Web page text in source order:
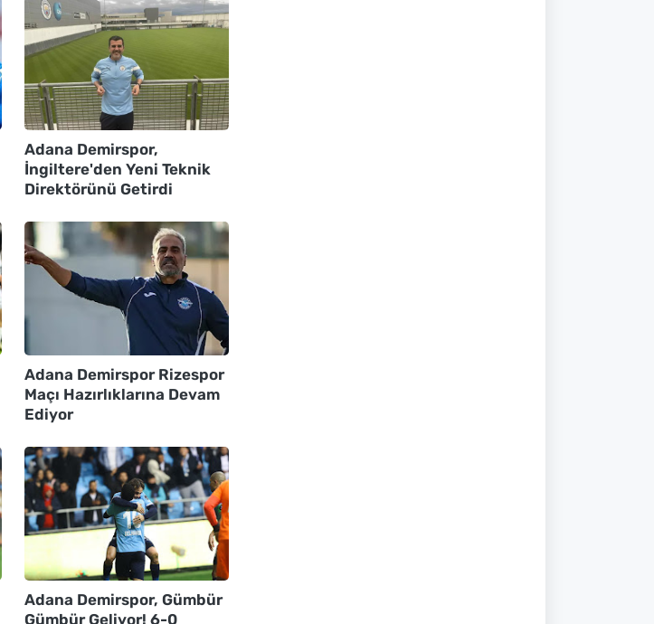
Adana Demirspor,
İngiltere'den Yeni Teknik
Direktörünü Getirdi
Adana Demirspor Rizespor
Maçı Hazırlıklarına Devam
Ediyor
Adana Demirspor, Gümbür
Gümbür Geliyor! 6-0